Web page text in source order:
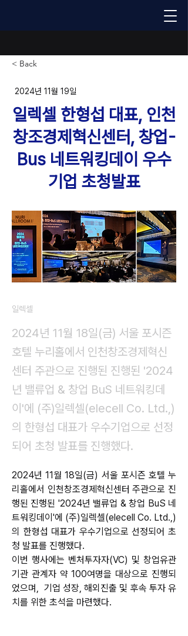
< Back
2024년 11월 19일
일렉셀 한형섭 대표, 인천
창조경제혁신센터, 창업-
Bus 네트워킹데이 우수
기업 초청발표
일렉셀
2024년 11월 18일(금) 서울 포시즌
호텔 누리홀에서 인천창조경제혁신
센터 주관으로 진행된 진행된 '2024
년 밸류업 & 창업 BuS 네트워킹데
이'에 (주)일렉셀(elecell Co. Ltd.,)
의 한형섭 대표가 우수기업으로 선정
되어 초청 발표를 진행했다.
2024년 11월 18일(금) 서울 포시즌 호텔 누
리홀에서 인천창조경제혁신센터 주관으로 진
행된 진행된 '2024년 밸류업 & 창업 BuS 네
트워킹데이'에 (주)일렉셀(elecell Co. Ltd.,)
의 한형섭 대표가 우수기업으로 선정되어 초
청 발표를 진행했다.
이번 행사에는 벤처투자자(VC) 및 창업유관
기관 관계자 약 100여명을 대상으로 진행되
었으며,  기업 성장, 해외진출 및 후속 투자 유
치를 위한 초석을 마련했다.